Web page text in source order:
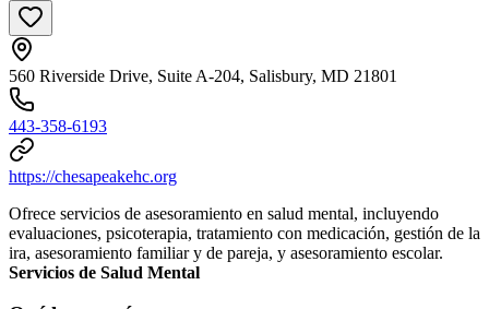
560 Riverside Drive, Suite A-204, Salisbury, MD 21801
443-358-6193
https://chesapeakehc.org
Ofrece servicios de asesoramiento en salud mental, incluyendo
evaluaciones, psicoterapia, tratamiento con medicación, gestión de la
ira, asesoramiento familiar y de pareja, y asesoramiento escolar.
Servicios de Salud Mental